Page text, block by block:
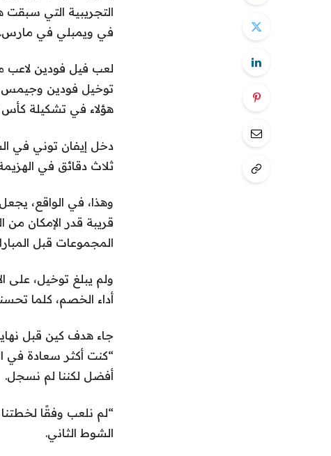
التجريبية التي سبقت
في ويمبلي في مارس.
لعب فيل فودين لاعب
توخيل فودين وجيمس
هؤلاء في تشكيلة كأس
دخل إيفان توني في
ثلاث دقائق في
وهذا، في الواقع،
قريبة قدر الإمكان من
المجموعات قبل
ولم يبلغ توخيل، على
أداء الخصم، كلما
جاء هدف كين قبل
“كنت أكثر سعادة في
أفضل لكننا لم نسجل.
“لم نلعب وفقًا
الشوط الثاني.